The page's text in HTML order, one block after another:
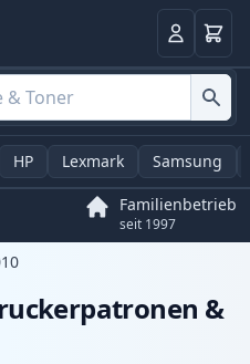
Anmelden
HP Lexmark Samsung
Familienbetrieb
seit 1997
&